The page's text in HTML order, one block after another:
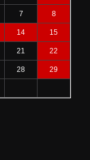
7 8
14 15
21 22
28 29